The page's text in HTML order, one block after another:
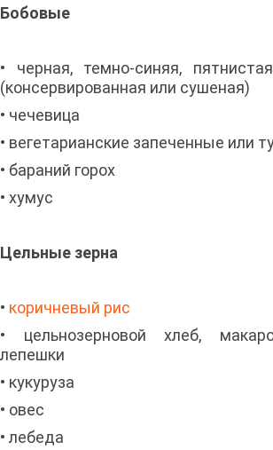
Бобовые
• черная, темно-синяя,
(консервированная или сушеная)
• чечевица
• вегетарианские запеченные или
• бараний горох
• хумус
Цельные зерна
• коричневый рис
• цельнозерновой хлеб,
лепешки
• кукуруза
• овес
• лебеда